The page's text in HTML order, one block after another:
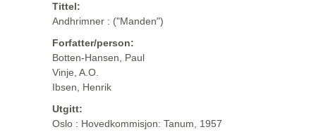
Tittel:
Andhrimner : ("Manden")
Forfatter/person:
Botten-Hansen, Paul
Vinje, A.O.
Ibsen, Henrik
Utgitt:
Oslo : Hovedkommisjon: Tanum, 1957